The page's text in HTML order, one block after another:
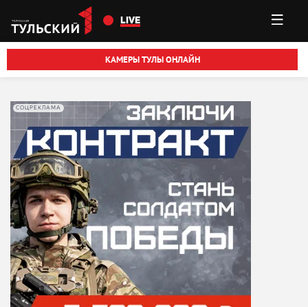
Перейти к основному содержанию
LIVE
КАМЕРЫ ТУЛЫ ОНЛАЙН
СОЦРЕКЛАМА